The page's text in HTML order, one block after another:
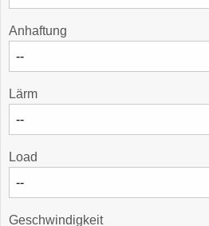
Anhaftung
Lärm
Load
Geschwindigkeit